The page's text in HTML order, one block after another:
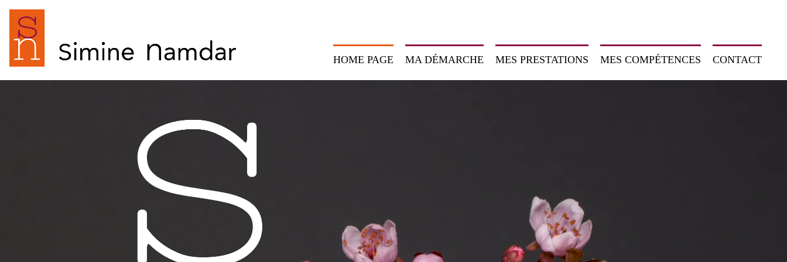
HOME PAGE MA DÉMARCHE MES PRESTATIONS MES COMPÉTENCES CONTACT